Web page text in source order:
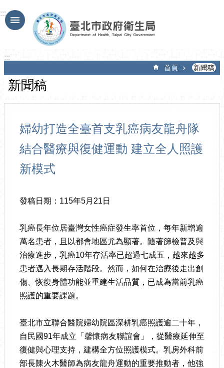
跳到主要內容區塊
:::
:::
首頁 新聞稿
新聞稿
婦幼打造全臺首支乳癌病友龍舟隊
結合醫療與復健運動 建立全人照護
新模式
發稿日期：115年5月21日
乳癌長年位居臺灣女性癌症發生率首位，每年新增逾
萬名患者，且以都會地區尤為顯著。隨著篩檢普及與
治療進步，乳癌10年存活率已超過七成五，越來越多
患者邁入長期存活階段。然而，如何在治療後走出創
傷、恢復身體功能並重建生活品質，已成為當前乳癌
照護的重要課題。
臺北市立聯合醫院婦幼院區深耕乳癌照護逾二十年，
自民國91年成立「馨懷病友聯誼會」，從醫療延伸至
復健與心理支持，建構全方位照護模式。乳房外科前
部長陳火木醫師為病友龍舟運動的重要推動者，他強